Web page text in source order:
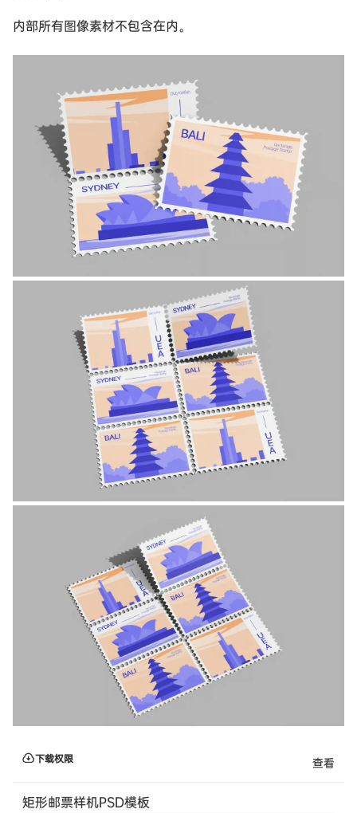
内部所有图像素材不包含在内。
下载权限 查看
矩形邮票样机PSD模板